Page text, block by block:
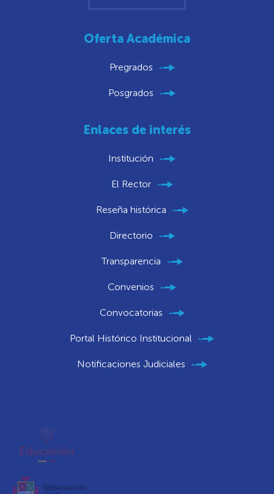
Oferta Académica
Pregrados
Posgrados
Enlaces de interés
Institución
El Rector
Reseña histórica
Directorio
Transparencia
Convenios
Convocatorias
Portal Histórico Institucional
Notificaciones Judiciales